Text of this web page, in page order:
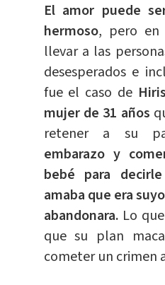
El amor puede
hermoso, pero en
llevar a las
desesperados e
fue el caso de
mujer de 31 años
retener a su
embarazo y
bebé para
amaba que era
abandonara. Lo
que su plan
cometer un crimen